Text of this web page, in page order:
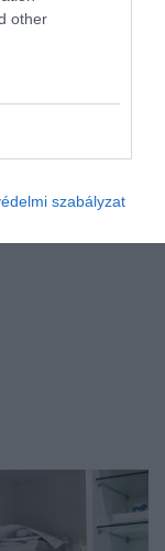
other
szabályzat
díj
az